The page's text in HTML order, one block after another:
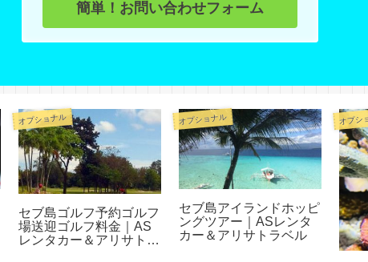
簡単！お問い合わせフォーム
オプショナル
セブ島ゴルフ予約ゴルフ
場送迎ゴルフ料金｜AS
レンタカー＆アリサトラ
オプショナル
セブ島アイランドホッピ
ングツアー｜ASレンタ
カー＆アリサトラベル
オプシ